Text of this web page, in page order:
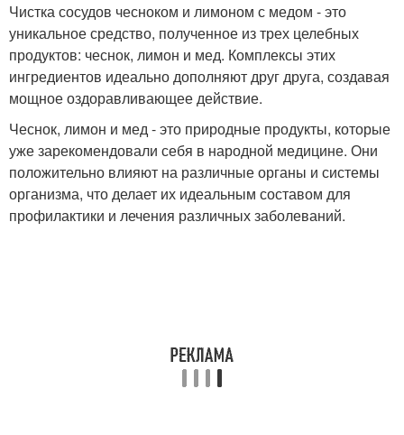
Чистка сосудов чесноком и лимоном с медом - это
уникальное средство, полученное из трех целебных
продуктов: чеснок, лимон и мед. Комплексы этих
ингредиентов идеально дополняют друг друга, создавая
мощное оздоравливающее действие.
Чеснок, лимон и мед - это природные продукты, которые
уже зарекомендовали себя в народной медицине. Они
положительно влияют на различные органы и системы
организма, что делает их идеальным составом для
профилактики и лечения различных заболеваний.